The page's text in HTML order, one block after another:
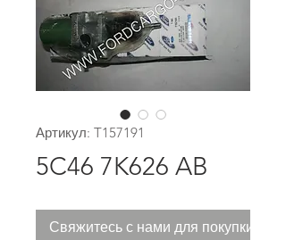
Артикул: T157191
5C46 7K626 AB
Свяжитесь с нами для покупки